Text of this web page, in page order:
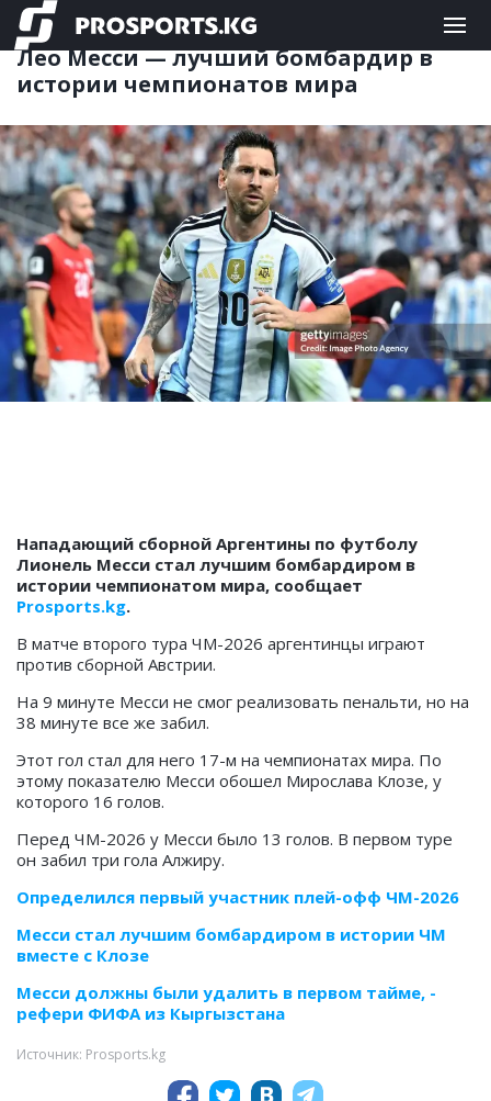
ФУТБОЛ 23.06.2026 08:46
Лео Месси — лучший бомбардир в
истории чемпионатов мира
Нападающий сборной Аргентины по футболу
Лионель Месси стал лучшим бомбардиром в
истории чемпионатом мира, сообщает
Prosports.kg.
В матче второго тура ЧМ-2026 аргентинцы играют
против сборной Австрии.
На 9 минуте Месси не смог реализовать пенальти, но на
38 минуте все же забил.
Этот гол стал для него 17-м на чемпионатах мира. По
этому показателю Месси обошел Мирослава Клозе, у
которого 16 голов.
Перед ЧМ-2026 у Месси было 13 голов. В первом туре
он забил три гола Алжиру.
Определился первый участник плей-офф ЧМ-2026
Месси стал лучшим бомбардиром в истории ЧМ
вместе с Клозе
Месси должны были удалить в первом тайме, -
рефери ФИФА из Кыргызстана
Источник: Prosports.kg